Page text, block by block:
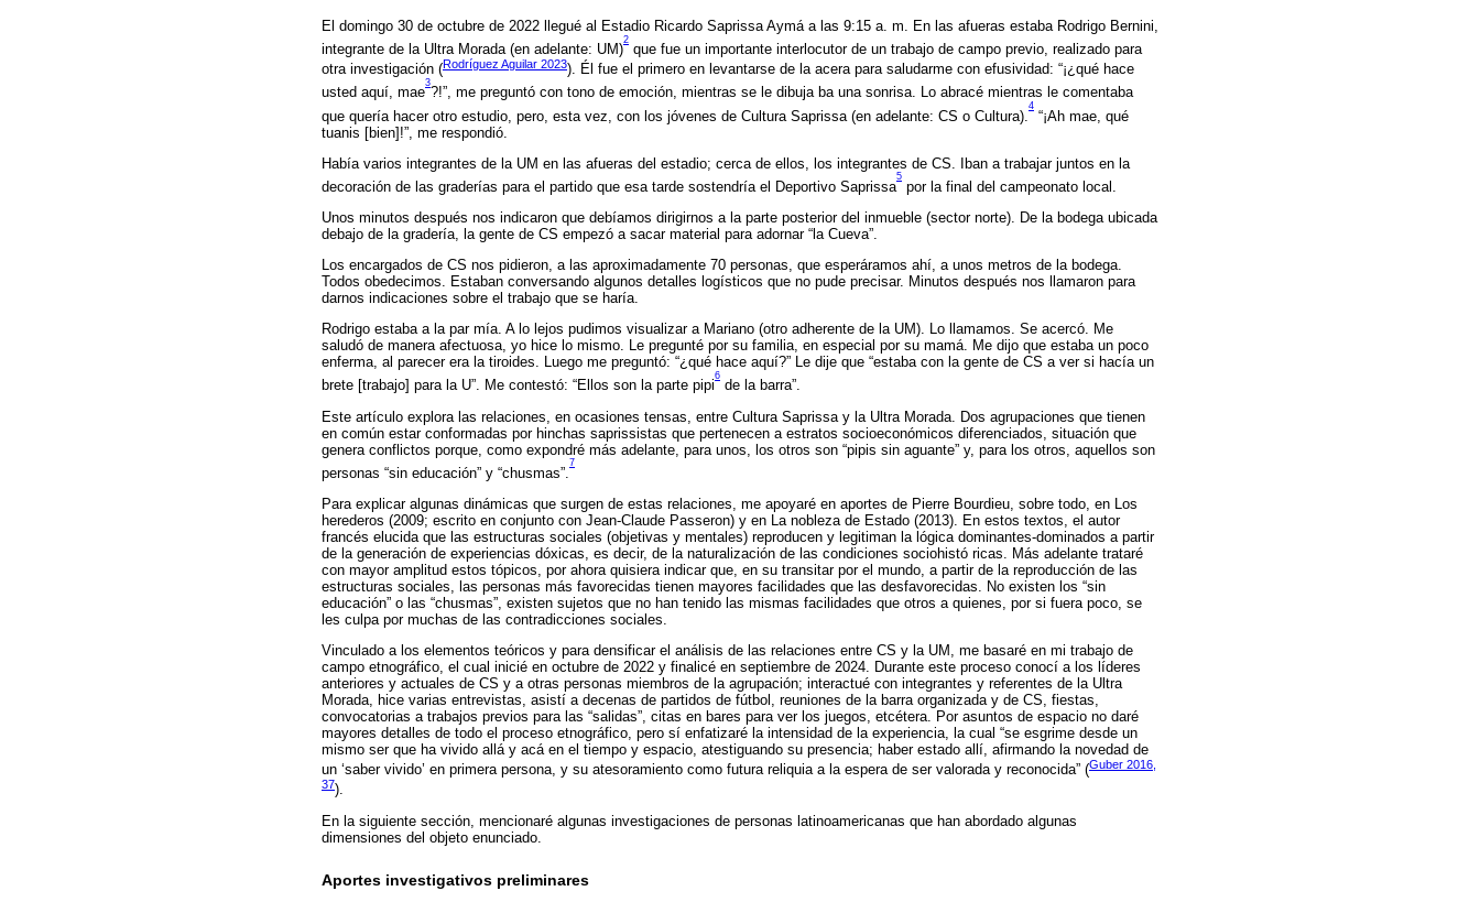
El domingo 30 de octubre de 2022 llegué al Estadio Ricardo Saprissa Aymá a las 9:15 a. m. En las afueras estaba Rodrigo Bernini,
integrante de la Ultra Morada (en adelante: UM)
2
que fue un importante interlocutor de un trabajo de campo previo, realizado para
otra investigación (Rodríguez Aguilar 2023). Él fue el primero en levantarse de la acera para saludarme con efusividad: “¡¿qué hace
usted aquí, mae
3
?!”, me preguntó con tono de emoción, mientras se le dibuja ba una sonrisa. Lo abracé mientras le comentaba
que quería hacer otro estudio, pero, esta vez, con los jóvenes de Cultura Saprissa (en adelante: CS o Cultura).
4
“¡Ah mae, qué
tuanis [bien]!”, me respondió.
Había varios integrantes de la UM en las afueras del estadio; cerca de ellos, los integrantes de CS. Iban a trabajar juntos en la
decoración de las graderías para el partido que esa tarde sostendría el Deportivo Saprissa
5
por la final del campeonato local.
Unos minutos después nos indicaron que debíamos dirigirnos a la parte posterior del inmueble (sector norte). De la bodega ubicada
debajo de la gradería, la gente de CS empezó a sacar material para adornar “la Cueva”.
Los encargados de CS nos pidieron, a las aproximadamente 70 personas, que esperáramos ahí, a unos metros de la bodega.
Todos obedecimos. Estaban conversando algunos detalles logísticos que no pude precisar. Minutos después nos llamaron para
darnos indicaciones sobre el trabajo que se haría.
Rodrigo estaba a la par mía. A lo lejos pudimos visualizar a Mariano (otro adherente de la UM). Lo llamamos. Se acercó. Me
saludó de manera afectuosa, yo hice lo mismo. Le pregunté por su familia, en especial por su mamá. Me dijo que estaba un poco
enferma, al parecer era la tiroides. Luego me preguntó: “¿qué hace aquí?” Le dije que “estaba con la gente de CS a ver si hacía un
brete [trabajo] para la U”. Me contestó: “Ellos son la parte pipi
6
de la barra”.
Este artículo explora las relaciones, en ocasiones tensas, entre Cultura Saprissa y la Ultra Morada. Dos agrupaciones que tienen
en común estar conformadas por hinchas saprissistas que pertenecen a estratos socioeconómicos diferenciados, situación que
genera conflictos porque, como expondré más adelante, para unos, los otros son “pipis sin aguante” y, para los otros, aquellos son
personas “sin educación” y “chusmas”.
7
Para explicar algunas dinámicas que surgen de estas relaciones, me apoyaré en aportes de Pierre Bourdieu, sobre todo, en Los
herederos (2009; escrito en conjunto con Jean-Claude Passeron) y en La nobleza de Estado (2013). En estos textos, el autor
francés elucida que las estructuras sociales (objetivas y mentales) reproducen y legitiman la lógica dominantes-dominados a partir
de la generación de experiencias dóxicas, es decir, de la naturalización de las condiciones sociohistó ricas. Más adelante trataré
con mayor amplitud estos tópicos, por ahora quisiera indicar que, en su transitar por el mundo, a partir de la reproducción de las
estructuras sociales, las personas más favorecidas tienen mayores facilidades que las desfavorecidas. No existen los “sin
educación” o las “chusmas”, existen sujetos que no han tenido las mismas facilidades que otros a quienes, por si fuera poco, se
les culpa por muchas de las contradicciones sociales.
Vinculado a los elementos teóricos y para densificar el análisis de las relaciones entre CS y la UM, me basaré en mi trabajo de
campo etnográfico, el cual inicié en octubre de 2022 y finalicé en septiembre de 2024. Durante este proceso conocí a los líderes
anteriores y actuales de CS y a otras personas miembros de la agrupación; interactué con integrantes y referentes de la Ultra
Morada, hice varias entrevistas, asistí a decenas de partidos de fútbol, reuniones de la barra organizada y de CS, fiestas,
convocatorias a trabajos previos para las “salidas”, citas en bares para ver los juegos, etcétera. Por asuntos de espacio no daré
mayores detalles de todo el proceso etnográfico, pero sí enfatizaré la intensidad de la experiencia, la cual “se esgrime desde un
mismo ser que ha vivido allá y acá en el tiempo y espacio, atestiguando su presencia; haber estado allí, afirmando la novedad de
un ‘saber vivido’ en primera persona, y su atesoramiento como futura reliquia a la espera de ser valorada y reconocida” (Guber 2016,
37).
En la siguiente sección, mencionaré algunas investigaciones de personas latinoamericanas que han abordado algunas
dimensiones del objeto enunciado.
Aportes investigativos preliminares